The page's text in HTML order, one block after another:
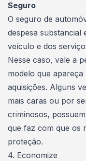
Seguro
O seguro de
despesa
veículo e dos
Nesse caso, vale a
modelo que apareça
aquisições. Alguns
mais caras ou por
criminosos,
que faz com que os
proteção.
4. Economize